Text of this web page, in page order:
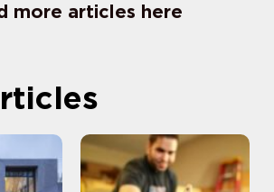
more articles here